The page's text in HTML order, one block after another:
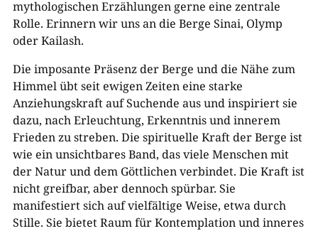
mythologischen Erzählungen gerne eine zentrale
Rolle. Erinnern wir uns an die Berge Sinai, Olymp
oder Kailash.
Die imposante Präsenz der Berge und die Nähe zum
Himmel übt seit ewigen Zeiten eine starke
Anziehungskraft auf Suchende aus und inspiriert sie
dazu, nach Erleuchtung, Erkenntnis und innerem
Frieden zu streben. Die spirituelle Kraft der Berge ist
wie ein unsichtbares Band, das viele Menschen mit
der Natur und dem Göttlichen verbindet. Die Kraft ist
nicht greifbar, aber dennoch spürbar. Sie
manifestiert sich auf vielfältige Weise, etwa durch
Stille. Sie bietet Raum für Kontemplation und inneres